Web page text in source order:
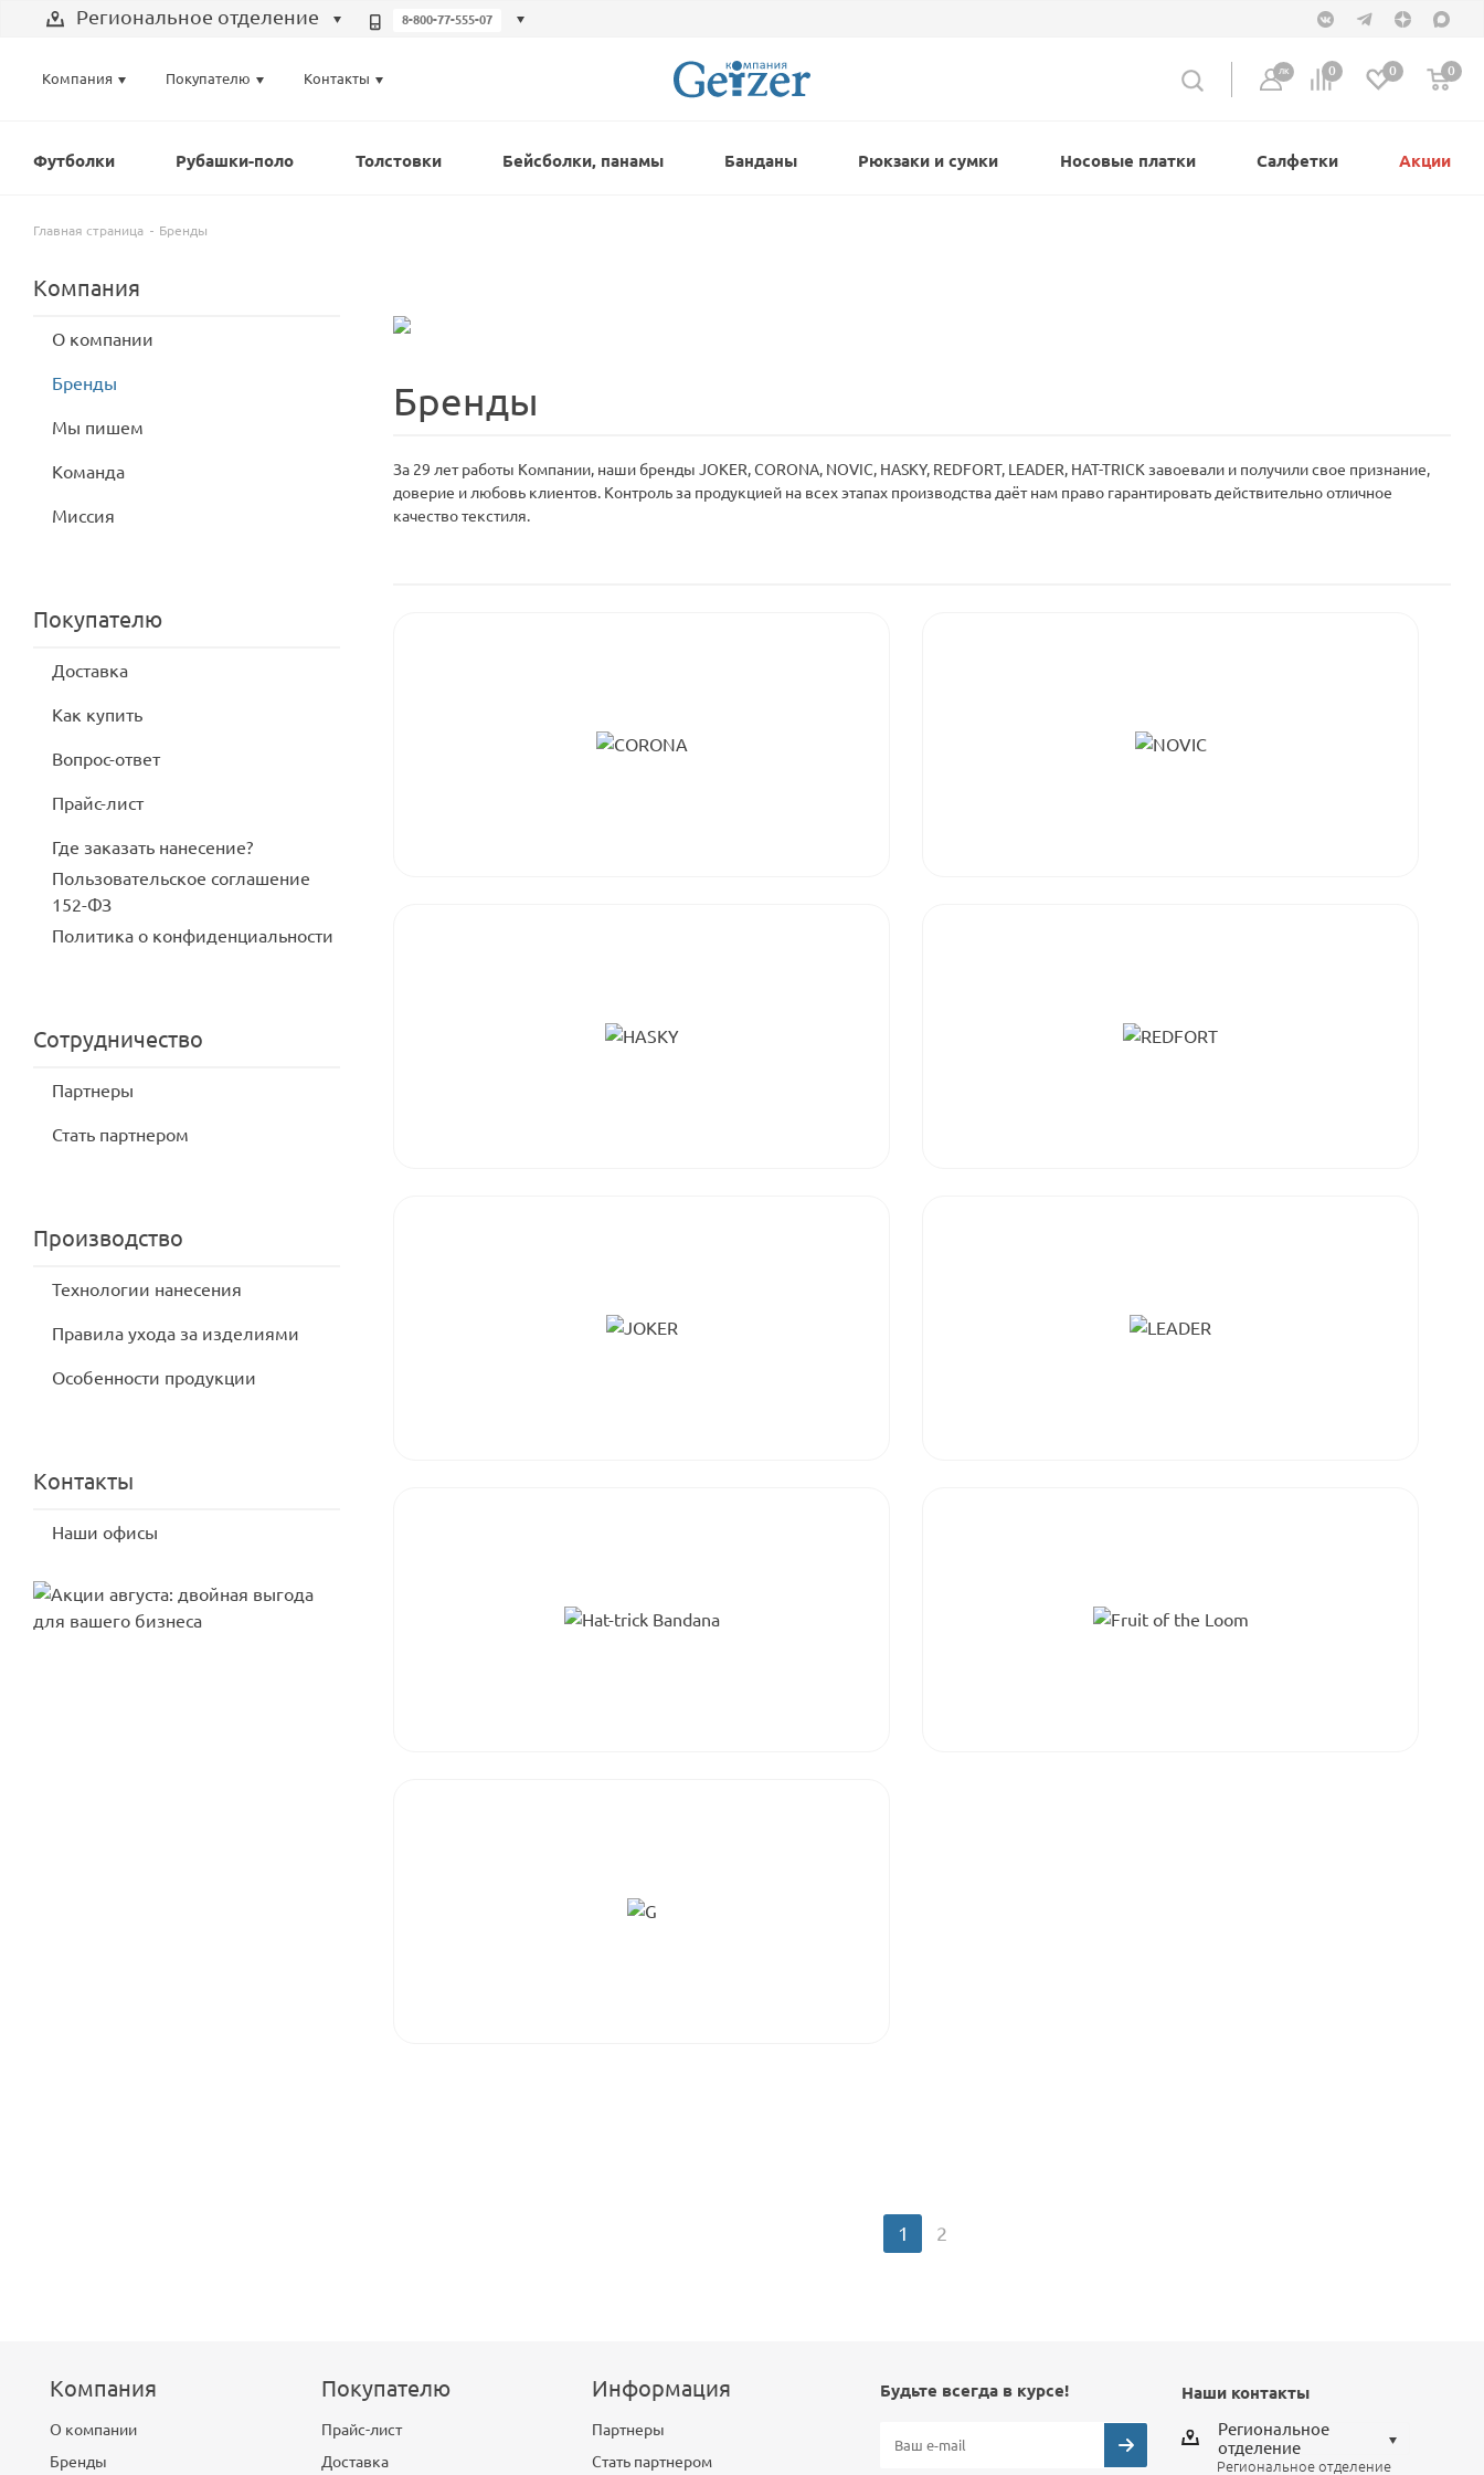
Региональное отделение 8-800-77-555-07
Компания Покупателю Контакты ЛК 0 0 0
Футболки Рубашки-поло Толстовки Бейсболки, панамы Банданы Рюкзаки и сумки Носовые платки Салфетки Акции
Главная страница Бренды
Компания
О компании
Бренды
Мы пишем
Команда
Миссия
Покупателю
Доставка
Как купить
Вопрос-ответ
Прайс-лист
Где заказать нанесение?
Пользовательское соглашение
152-ФЗ
Политика о конфиденциальности
Сотрудничество
Партнеры
Стать партнером
Производство
Технологии нанесения
Правила ухода за изделиями
Особенности продукции
Контакты
Наши офисы
Бренды
За 29 лет работы Компании, наши бренды JOKER, CORONA, NOVIC, HASKY, REDFORT, LEADER, HAT-TRICK завоевали и получили свое признание,
доверие и любовь клиентов. Контроль за продукцией на всех этапах производства даёт нам право гарантировать действительно отличное
качество текстиля.
1 2
Компания
О компании
Бренды
Покупателю
Прайс-лист
Доставка
Информация
Партнеры
Стать партнером
Будьте всегда в курсе!
Наши контакты
Региональное
отделение
Региональное отделение